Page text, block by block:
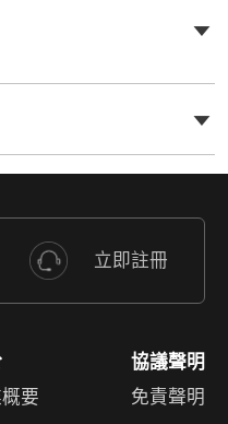
立即註冊
要
協議聲明
免責聲明
刷新重試